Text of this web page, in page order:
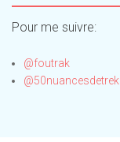
Pour me suivre:
@foutrak
@50nuancesdetrek